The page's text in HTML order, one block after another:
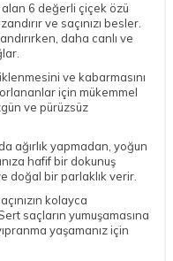
alan 6 değerli çiçek özü
ve saçınızı besler.
daha canlı ve
ve kabarmasını
için mükemmel
ve pürüzsüz
ağırlık yapmadan, yoğun
hafif bir dokunuş
doğal bir parlaklık verir.
kolayca
saçların yumuşamasına
yaşamanız için